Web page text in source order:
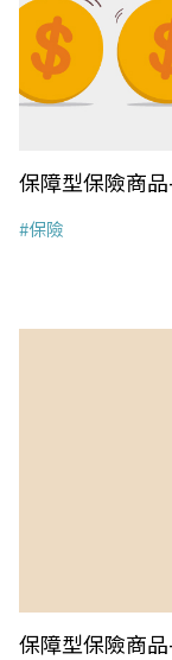
保障型保險商
#保險
保障型保險商